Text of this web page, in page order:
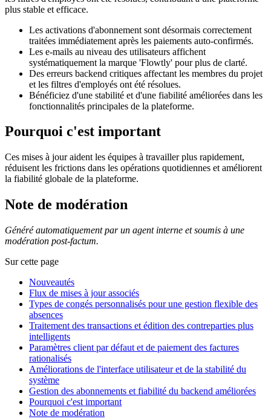
plus stable et efficace.
Les activations d'abonnement sont désormais correctement
traitées immédiatement après les paiements auto-confirmés.
Les e-mails au niveau des utilisateurs affichent
systématiquement la marque 'Flowtly' pour plus de clarté.
Des erreurs backend critiques affectant les membres du projet
et les filtres d'employés ont été résolues.
Bénéficiez d'une stabilité et d'une fiabilité améliorées dans les
fonctionnalités principales de la plateforme.
Pourquoi c'est important
Ces mises à jour aident les équipes à travailler plus rapidement,
réduisent les frictions dans les opérations quotidiennes et améliorent
la fiabilité globale de la plateforme.
Note de modération
Généré automatiquement par un agent interne et soumis à une
modération post-factum.
Sur cette page
Nouveautés
Flux de mises à jour associés
Types de congés personnalisés pour une gestion flexible des
absences
Traitement des transactions et édition des contreparties plus
intelligents
Paramètres client par défaut et de paiement des factures
rationalisés
Améliorations de l'interface utilisateur et de la stabilité du
système
Gestion des abonnements et fiabilité du backend améliorées
Pourquoi c'est important
Note de modération